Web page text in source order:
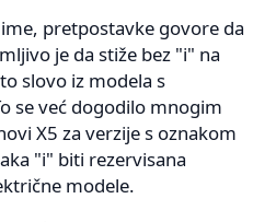
pretpostavke govore da
je da stiže bez "i" na
slovo iz modela s
se već dogodilo mnogim
X5 za verzije s oznakom
"i" biti rezervisana
modele.